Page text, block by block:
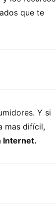
que te
Y si
mas difícil,
Internet.